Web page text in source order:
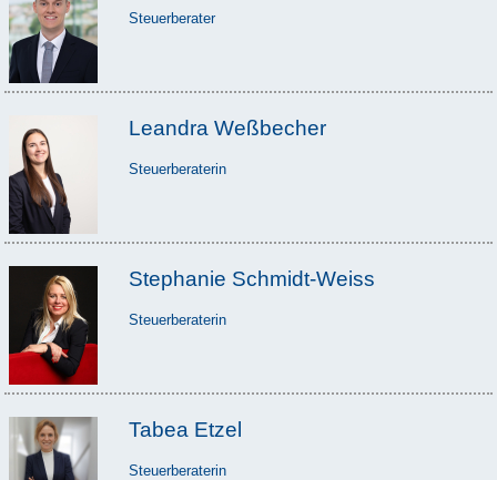
Steuerberater
Leandra Weßbecher
Steuerberaterin
Stephanie Schmidt-Weiss
Steuerberaterin
Tabea Etzel
Steuerberaterin